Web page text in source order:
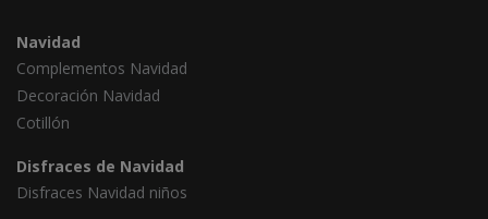
Navidad
Complementos Navidad
Decoración Navidad
Cotillón
Disfraces de Navidad
Disfraces Navidad niños